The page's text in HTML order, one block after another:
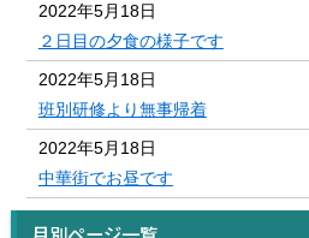
2022年5月18日
２日目の夕食の様子です
2022年5月18日
班別研修より無事帰着
2022年5月18日
中華街でお昼です